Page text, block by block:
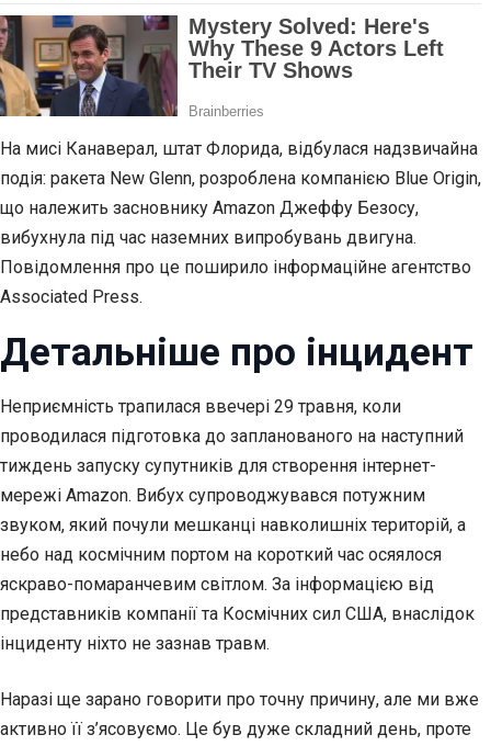
На мисі Канаверал, штат Флорида, відбулася надзвичайна
подія: ракета New Glenn, розроблена компанією Blue Origin,
що належить засновнику Amazon Джеффу Безосу,
вибухнула під час наземних випробувань двигуна.
Повідомлення про це поширило інформаційне агентство
Associated Press.
Детальніше про інцидент
Неприємність трапилася ввечері 29 травня, коли
проводилася підготовка до запланованого на наступний
тиждень запуску супутників для створення інтернет-
мережі Amazon. Вибух супроводжувався потужним
звуком, який почули мешканці навколишніх територій, а
небо над космічним портом на короткий час осяялося
яскраво-помаранчевим світлом. За інформацією від
представників компанії та Космічних сил США, внаслідок
інциденту ніхто не зазнав травм.
Наразі ще зарано говорити про точну причину, але ми вже
активно її з’ясовуємо. Це був дуже складний день, проте